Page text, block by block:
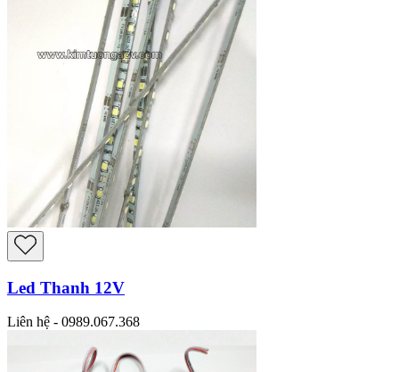
Led Thanh 12V
Liên hệ - 0989.067.368